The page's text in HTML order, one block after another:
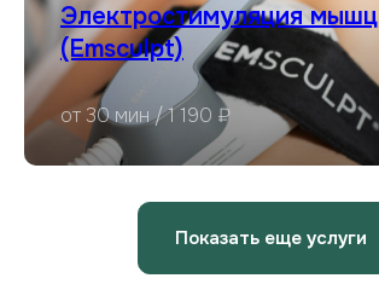
Электростимуляция мышц
(Emsculpt)
от 30 мин / 1 190 ₽
Показать еще услуги